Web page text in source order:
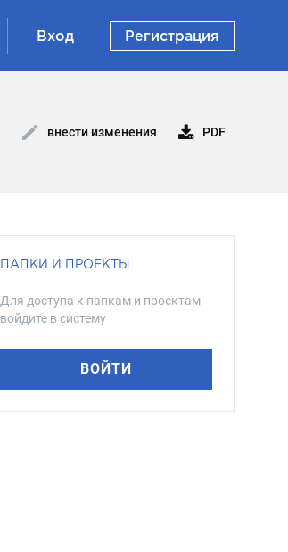
Вход Регистрация
внести изменения PDF
ПАПКИ И ПРОЕКТЫ
Для доступа к папкам и проектам
войдите в систему
ВОЙТИ